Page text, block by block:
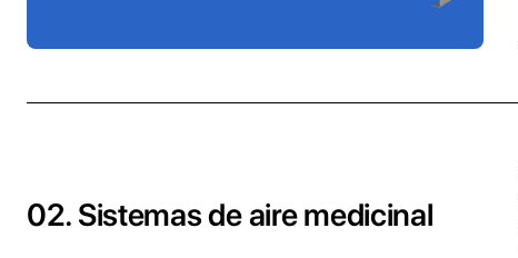
02. Sistemas de aire medicinal